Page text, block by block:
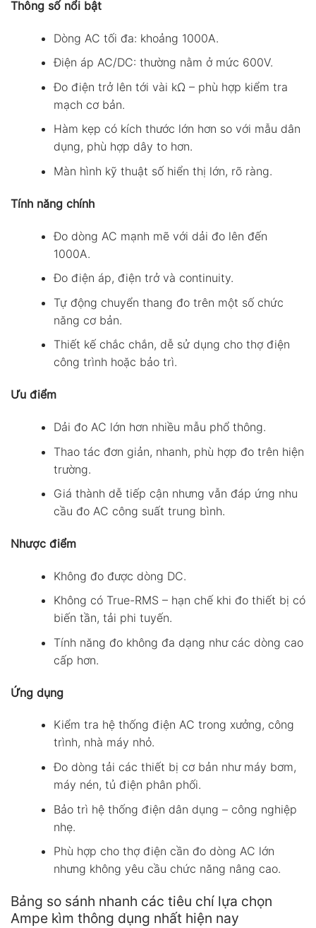
Thông số nổi bật
Dòng AC tối đa: khoảng 1000A.
Điện áp AC/DC: thường nằm ở mức 600V.
Đo điện trở lên tới vài kΩ – phù hợp kiểm tra
mạch cơ bản.
Hàm kẹp có kích thước lớn hơn so với mẫu dân
dụng, phù hợp dây to hơn.
Màn hình kỹ thuật số hiển thị lớn, rõ ràng.
Tính năng chính
Đo dòng AC mạnh mẽ với dải đo lên đến
1000A.
Đo điện áp, điện trở và continuity.
Tự động chuyển thang đo trên một số chức
năng cơ bản.
Thiết kế chắc chắn, dễ sử dụng cho thợ điện
công trình hoặc bảo trì.
Ưu điểm
Dải đo AC lớn hơn nhiều mẫu phổ thông.
Thao tác đơn giản, nhanh, phù hợp đo trên hiện
trường.
Giá thành dễ tiếp cận nhưng vẫn đáp ứng nhu
cầu đo AC công suất trung bình.
Nhược điểm
Không đo được dòng DC.
Không có True-RMS – hạn chế khi đo thiết bị có
biến tần, tải phi tuyến.
Tính năng đo không đa dạng như các dòng cao
cấp hơn.
Ứng dụng
Kiểm tra hệ thống điện AC trong xưởng, công
trình, nhà máy nhỏ.
Đo dòng tải các thiết bị cơ bản như máy bơm,
máy nén, tủ điện phân phối.
Bảo trì hệ thống điện dân dụng – công nghiệp
nhẹ.
Phù hợp cho thợ điện cần đo dòng AC lớn
nhưng không yêu cầu chức năng nâng cao.
Bảng so sánh nhanh các tiêu chí lựa chọn
Ampe kìm thông dụng nhất hiện nay